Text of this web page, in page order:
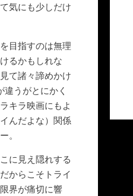
気にも少しだけ
目指すのは無理
るかもしれな
て諸々諦めかけ
うがとにかく
キラ映画にもよ
んだよな）関係
。
に見え隠れする
からこそトライ
界が痛切に響